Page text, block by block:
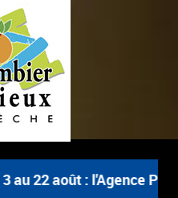
au 22 août : l'Agence